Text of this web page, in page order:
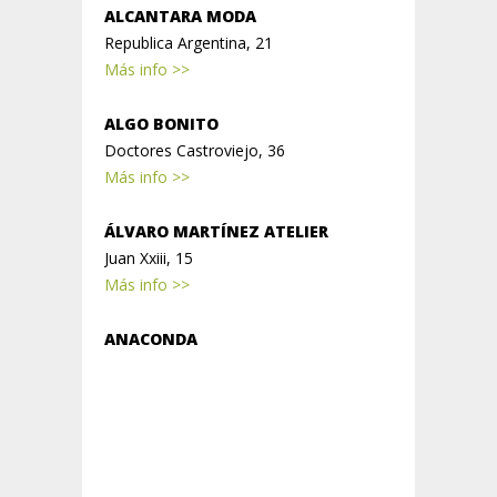
ALCANTARA MODA
Republica Argentina, 21
Más info >>
ALGO BONITO
Doctores Castroviejo, 36
Más info >>
ÁLVARO MARTÍNEZ ATELIER
Juan Xxiii, 15
Más info >>
ANACONDA